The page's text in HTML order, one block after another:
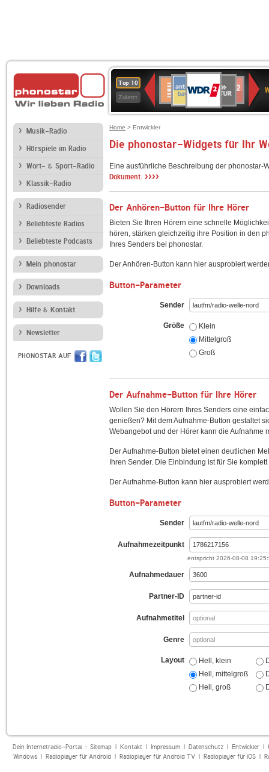
Top 10
Zuletzt
Deutschlandfunk
90er
OLDIE
ANTENNE
4
KLASSIK
Deutschlandfunk
KulturBAYERN
2
Kultur
NDR
2
Musik-Radio
Hörspiele im Radio
Wort- & Sport-Radio
Klassik-Radio
Radiosender
Beliebteste Radios
Beliebteste Podcasts
Mein phonostar
Downloads
Hilfe & Kontakt
Newsletter
PHONOSTAR AUF
Home > Entwickler
Die phonostar-Widgets für Ihr
Eine ausführliche Beschreibung der
Dokument. ››››
Der Anhören-Button für Ihre Hörer
Bieten Sie Ihren Hörern eine schnelle
hören, stärken gleichzeitig ihre Position in den
Ihres Senders bei phonostar.
Der Anhören-Button kann hier ausprobiert
Button-Parameter
Sender
Größe
Klein
Mittelgroß
Groß
Der Aufnahme-Button für Ihre Hörer
Wollen Sie den Hörern Ihres Senders eine
genießen? Mit dem Aufnahme-Button gestaltet
Webangebot und der Hörer kann die Aufnahme
Der Aufnahme-Button bietet einen deutlichen
Ihren Sender. Die Einbindung ist für Sie
Der Aufnahme-Button kann hier ausprobiert
Button-Parameter
Sender
Aufnahmezeitpunkt
entspricht 2026-08-08
Aufnahmedauer
Partner-ID
Aufnahmetitel
Genre
Layout
Hell, klein
Hell, mittelgroß
Hell, groß
Dein Internetradio-Portal : Sitemap| Kontakt| Impressum| Datenschutz| Entwickler|
Windows| Radioplayer für Android| Radioplayer für Android TV| Radioplayer für iOS|